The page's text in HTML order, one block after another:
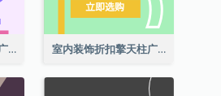
有机护肤产品擎天柱广告 室内装饰折扣擎天柱广告